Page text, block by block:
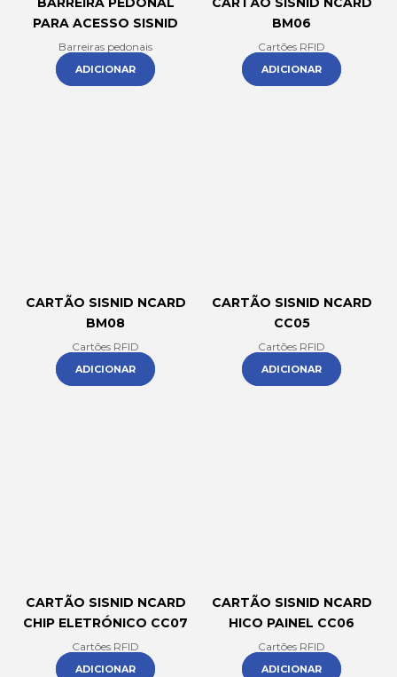
PARA ACESSO SISNID
Barreiras pedonais
ADICIONAR
BM06
Cartões RFID
ADICIONAR
CARTÃO SISNID NCARD
BM08
Cartões RFID
ADICIONAR
CARTÃO SISNID NCARD
CC05
Cartões RFID
ADICIONAR
CARTÃO SISNID NCARD
CHIP ELETRÓNICO CC07
Cartões RFID
ADICIONAR
CARTÃO SISNID NCARD
HICO PAINEL CC06
Cartões RFID
ADICIONAR